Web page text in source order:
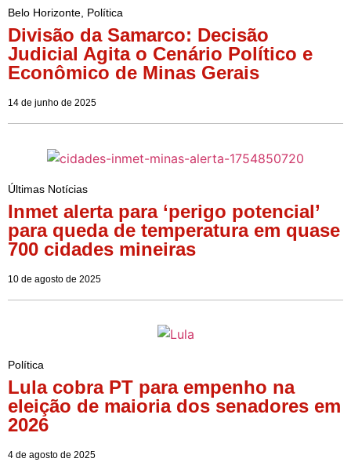
Belo Horizonte Política
Divisão da Samarco: Decisão
Judicial Agita o Cenário Político e
Econômico de Minas Gerais
14 de junho de 2025
Últimas Notícias
Inmet alerta para ‘perigo potencial’
para queda de temperatura em quase
700 cidades mineiras
10 de agosto de 2025
Política
Lula cobra PT para empenho na
eleição de maioria dos senadores em
2026
4 de agosto de 2025